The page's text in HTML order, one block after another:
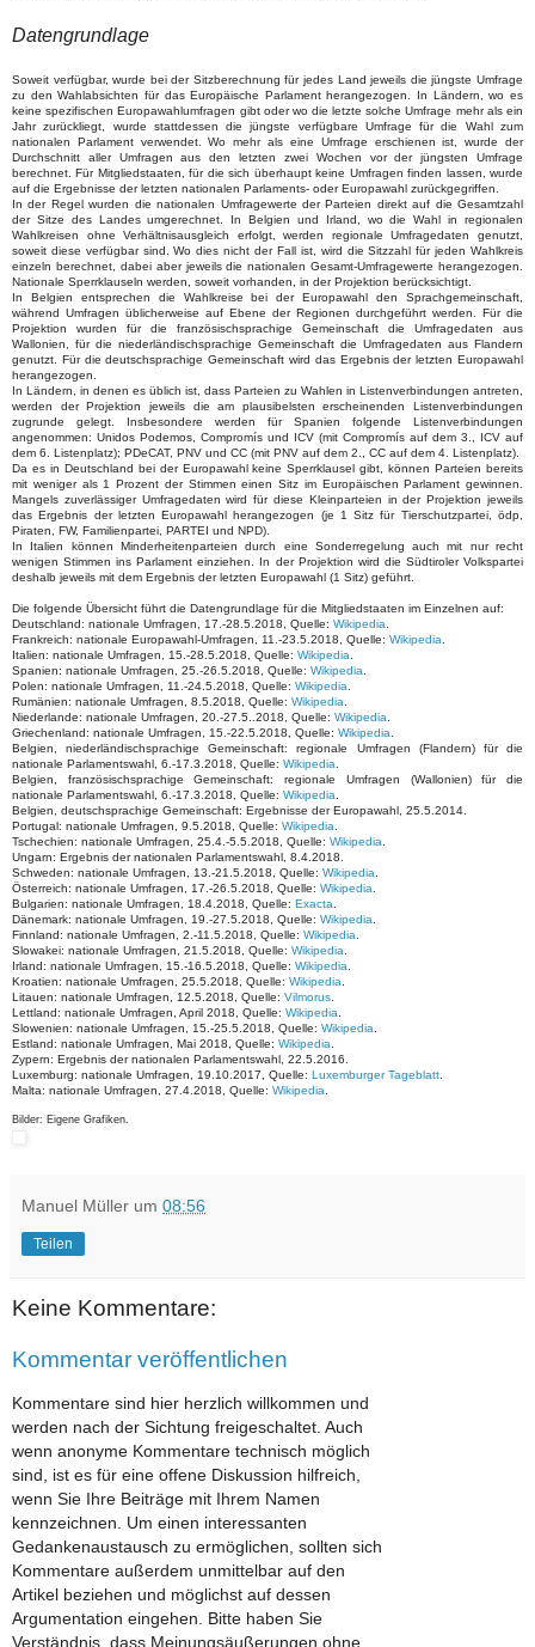
Datengrundlage
Soweit verfügbar, wurde bei der Sitzberechnung für jedes Land jeweils die jüngste Umfrage
zu den Wahlabsichten für das Europäische Parlament herangezogen. In Ländern, wo es
keine spezifischen Europawahlumfragen gibt oder wo die letzte solche Umfrage mehr als ein
Jahr zurückliegt, wurde stattdessen die jüngste verfügbare Umfrage für die Wahl zum
nationalen Parlament verwendet. Wo mehr als eine Umfrage erschienen ist, wurde der
Durchschnitt aller Umfragen aus den letzten zwei Wochen vor der jüngsten Umfrage
berechnet. Für Mitgliedstaaten, für die sich überhaupt keine Umfragen finden lassen, wurde
auf die Ergebnisse der letzten nationalen Parlaments- oder Europawahl zurückgegriffen.
In der Regel wurden die nationalen Umfragewerte der Parteien direkt auf die Gesamtzahl
der Sitze des Landes umgerechnet. In Belgien und Irland, wo die Wahl in regionalen
Wahlkreisen ohne Verhältnisausgleich erfolgt, werden regionale Umfragedaten genutzt,
soweit diese verfügbar sind. Wo dies nicht der Fall ist, wird die Sitzzahl für jeden Wahlkreis
einzeln berechnet, dabei aber jeweils die nationalen Gesamt-Umfragewerte herangezogen.
Nationale Sperrklauseln werden, soweit vorhanden, in der Projektion berücksichtigt.
In Belgien entsprechen die Wahlkreise bei der Europawahl den Sprachgemeinschaft,
während Umfragen üblicherweise auf Ebene der Regionen durchgeführt werden. Für die
Projektion wurden für die französischsprachige Gemeinschaft die Umfragedaten aus
Wallonien, für die niederländischsprachige Gemeinschaft die Umfragedaten aus Flandern
genutzt. Für die deutschsprachige Gemeinschaft wird das Ergebnis der letzten Europawahl
herangezogen.
In Ländern, in denen es üblich ist, dass Parteien zu Wahlen in Listenverbindungen antreten,
werden der Projektion jeweils die am plausibelsten erscheinenden Listenverbindungen
zugrunde gelegt. Insbesondere werden für Spanien folgende Listenverbindungen
angenommen: Unidos Podemos, Compromís und ICV (mit Compromís auf dem 3., ICV auf
dem 6. Listenplatz); PDeCAT, PNV und CC (mit PNV auf dem 2., CC auf dem 4. Listenplatz).
Da es in Deutschland bei der Europawahl keine Sperrklausel gibt, können Parteien bereits
mit weniger als 1 Prozent der Stimmen einen Sitz im Europäischen Parlament gewinnen.
Mangels zuverlässiger Umfragedaten wird für diese Kleinparteien in der Projektion jeweils
das Ergebnis der letzten Europawahl herangezogen (je 1 Sitz für Tierschutzpartei, ödp,
Piraten, FW, Familienpartei, PARTEI und NPD).
In Italien können Minderheitenparteien durch eine Sonderregelung auch mit nur recht
wenigen Stimmen ins Parlament einziehen. In der Projektion wird die Südtiroler Volkspartei
deshalb jeweils mit dem Ergebnis der letzten Europawahl (1 Sitz) geführt.
Die folgende Übersicht führt die Datengrundlage für die Mitgliedstaaten im Einzelnen auf:
Deutschland: nationale Umfragen, 17.-28.5.2018, Quelle: Wikipedia
Frankreich: nationale Europawahl-Umfragen, 11.-23.5.2018, Quelle: Wikipedia
Italien: nationale Umfragen, 15.-28.5.2018, Quelle: Wikipedia
Spanien: nationale Umfragen, 25.-26.5.2018, Quelle: Wikipedia
Polen: nationale Umfragen, 11.-24.5.2018, Quelle: Wikipedia
Rumänien: nationale Umfragen, 8.5.2018, Quelle: Wikipedia
Niederlande: nationale Umfragen, 20.-27.5..2018, Quelle: Wikipedia
Griechenland: nationale Umfragen, 15.-22.5.2018, Quelle: Wikipedia
Belgien, niederländischsprachige Gemeinschaft: regionale Umfragen (Flandern) für die
nationale Parlamentswahl, 6.-17.3.2018, Quelle: Wikipedia
Belgien, französischsprachige Gemeinschaft: regionale Umfragen (Wallonien) für die
nationale Parlamentswahl, 6.-17.3.2018, Quelle: Wikipedia
Belgien, deutschsprachige Gemeinschaft: Ergebnisse der Europawahl, 25.5.2014.
Portugal: nationale Umfragen, 9.5.2018, Quelle: Wikipedia
Tschechien: nationale Umfragen, 25.4.-5.5.2018, Quelle: Wikipedia
Ungarn: Ergebnis der nationalen Parlamentswahl, 8.4.2018.
Schweden: nationale Umfragen, 13.-21.5.2018, Quelle: Wikipedia
Österreich: nationale Umfragen, 17.-26.5.2018, Quelle: Wikipedia
Bulgarien: nationale Umfragen, 18.4.2018, Quelle: Exacta
Dänemark: nationale Umfragen, 19.-27.5.2018, Quelle: Wikipedia
Finnland: nationale Umfragen, 2.-11.5.2018, Quelle: Wikipedia
Slowakei: nationale Umfragen, 21.5.2018, Quelle: Wikipedia
Irland: nationale Umfragen, 15.-16.5.2018, Quelle: Wikipedia
Kroatien: nationale Umfragen, 25.5.2018, Quelle: Wikipedia
Litauen: nationale Umfragen, 12.5.2018, Quelle: Vilmorus
Lettland: nationale Umfragen, April 2018, Quelle: Wikipedia
Slowenien: nationale Umfragen, 15.-25.5.2018, Quelle: Wikipedia
Estland: nationale Umfragen, Mai 2018, Quelle: Wikipedia
Zypern: Ergebnis der nationalen Parlamentswahl, 22.5.2016.
Luxemburg: nationale Umfragen, 19.10.2017, Quelle: Luxemburger Tageblatt
Malta: nationale Umfragen, 27.4.2018, Quelle: Wikipedia
Bilder: Eigene Grafiken.
Manuel Müller um 08:56
Teilen
Keine Kommentare:
Kommentar veröffentlichen
Kommentare sind hier herzlich willkommen und
werden nach der Sichtung freigeschaltet. Auch
wenn anonyme Kommentare technisch möglich
sind, ist es für eine offene Diskussion hilfreich,
wenn Sie Ihre Beiträge mit Ihrem Namen
kennzeichnen. Um einen interessanten
Gedankenaustausch zu ermöglichen, sollten sich
Kommentare außerdem unmittelbar auf den
Artikel beziehen und möglichst auf dessen
Argumentation eingehen. Bitte haben Sie
Verständnis, dass Meinungsäußerungen ohne